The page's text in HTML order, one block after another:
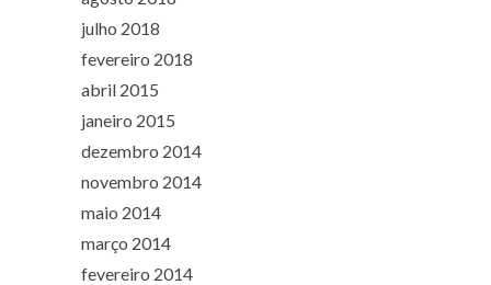
julho 2018
fevereiro 2018
abril 2015
janeiro 2015
dezembro 2014
novembro 2014
maio 2014
março 2014
fevereiro 2014